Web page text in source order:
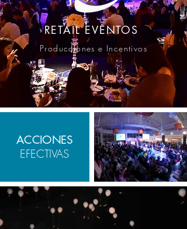
RETAIL EVENTOS
Producciones e Incentivos
ACCIONES
EFECTIVAS